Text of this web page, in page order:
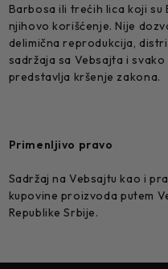
Barbosa ili trećih lica koji su
njihovo korišćenje. Nije
delimična reprodukcija,
sadržaja sa Vebsajta i
predstavlja kršenje zakona.
Primenljivo pravo
Sadržaj na Vebsajtu kao i
kupovine proizvoda putem
Republike Srbije.